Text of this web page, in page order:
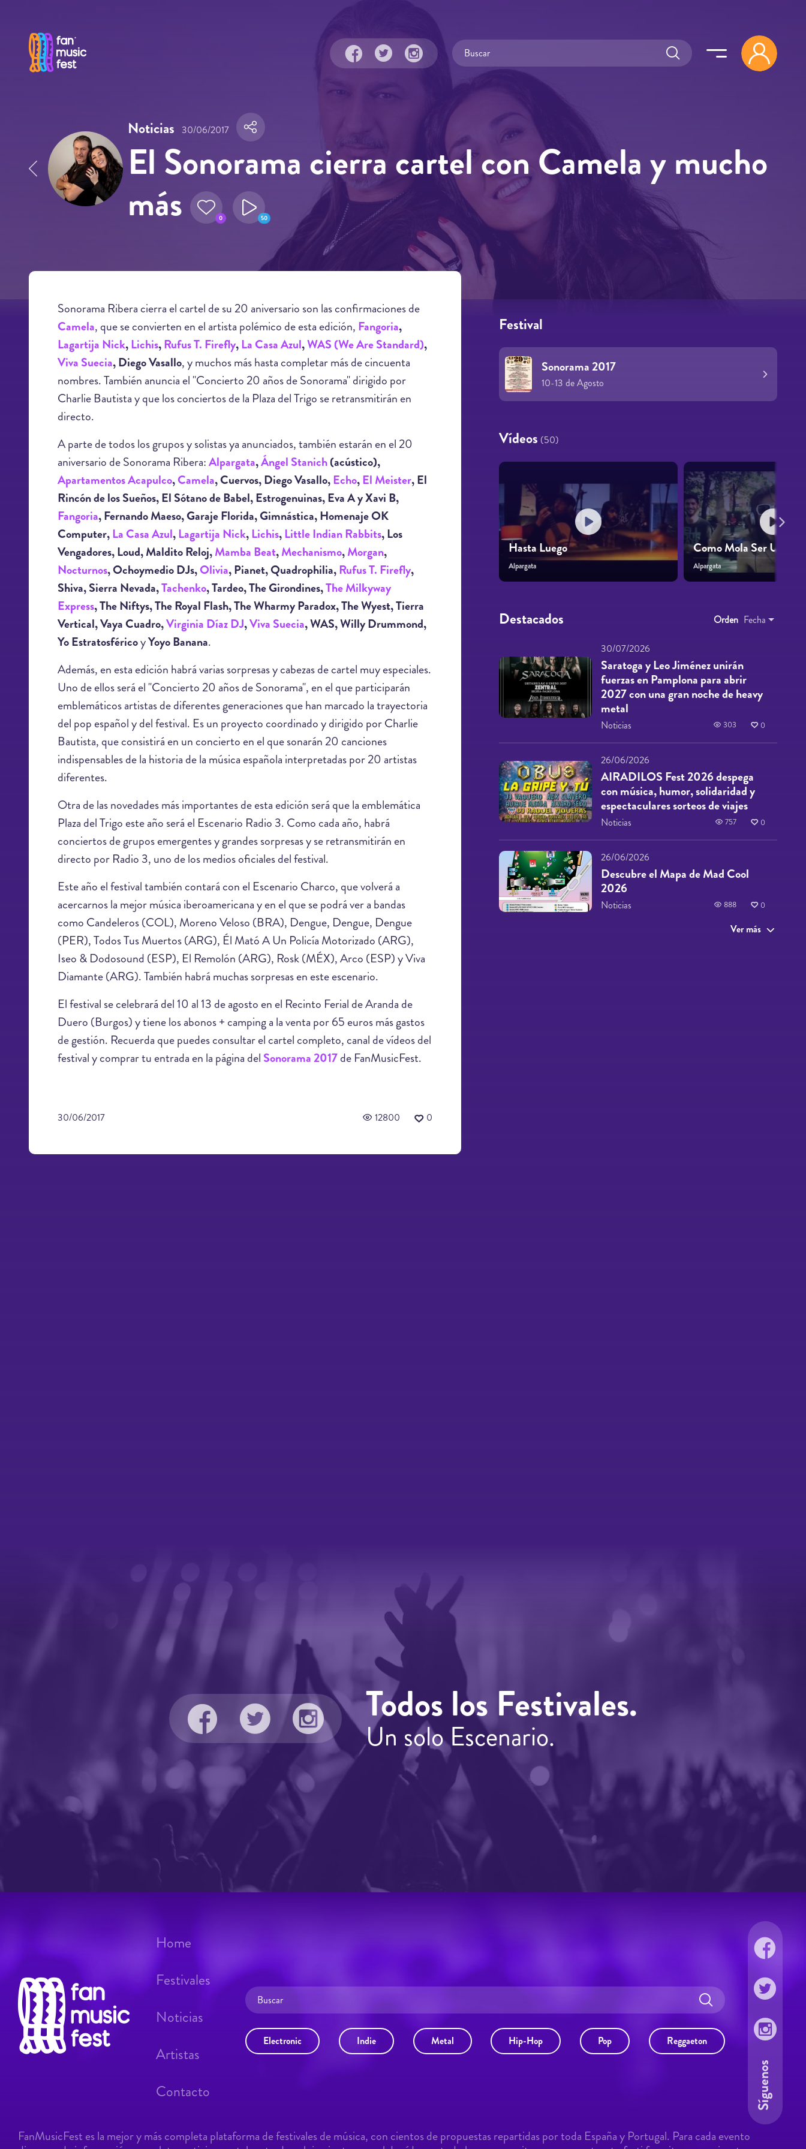
Noticias 30/06/2017
El Sonorama cierra cartel con Camela y mucho
más
0 50
Sonorama Ribera cierra el cartel de su 20 aniversario son las confirmaciones de
Camela, que se convierten en el artista polémico de esta edición, Fangoria,
Lagartija Nick,Lichis,Rufus T. Firefly,La Casa Azul,WAS (We Are Standard),
Viva Suecia, Diego Vasallo, y muchos más hasta completar más de cincuenta
nombres. También anuncia el "Concierto 20 años de Sonorama" dirigido por
Charlie Bautista y que los conciertos de la Plaza del Trigo se retransmitirán en
directo.
A parte de todos los grupos y solistas ya anunciados, también estarán en el 20
aniversario de Sonorama Ribera:Alpargata,Ángel Stanich(acústico),
Apartamentos Acapulco,Camela, Cuervos, Diego Vasallo,Echo,El Meister, El
Rincón de los Sueños, El Sótano de Babel, Estrogenuinas, Eva A y Xavi B,
Fangoria, Fernando Maeso, Garaje Florida, Gimnástica, Homenaje OK
Computer,La Casa Azul,Lagartija Nick,Lichis,Little Indian Rabbits, Los
Vengadores, Loud, Maldito Reloj,Mamba Beat,Mechanismo,Morgan,
Nocturnos, Ochoymedio DJs,Olivia, Pianet, Quadrophilia,Rufus T. Firefly,
Shiva, Sierra Nevada,Tachenko, Tardeo, The Girondines,The Milkyway
Express, The Niftys, The Royal Flash, The Wharmy Paradox, The Wyest, Tierra
Vertical, Vaya Cuadro,Virginia Díaz DJ,Viva Suecia, WAS, Willy Drummond,
Yo EstratosféricoyYoyo Banana.
Además, en esta edición habrá varias sorpresas y cabezas de cartel muy especiales.
Uno de ellos será el "Concierto 20 años de Sonorama", en el que participarán
emblemáticos artistas de diferentes generaciones que han marcado la trayectoria
del pop español y del festival. Es un proyecto coordinado y dirigido por Charlie
Bautista, que consistirá en un concierto en el que sonarán 20 canciones
indispensables de la historia de la música española interpretadas por 20 artistas
diferentes.
Otra de las novedades más importantes de esta edición será que la emblemática
Plaza del Trigo este año será el Escenario Radio 3. Como cada año, habrá
conciertos de grupos emergentes y grandes sorpresas y se retransmitirán en
directo por Radio 3, uno de los medios oficiales del festival.
Este año el festival también contará con el Escenario Charco, que volverá a
acercarnos la mejor música iberoamericana y en el que se podrá ver a bandas
como Candeleros (COL), Moreno Veloso (BRA), Dengue, Dengue, Dengue
(PER), Todos Tus Muertos (ARG), Él Mató A Un Policía Motorizado (ARG),
Iseo & Dodosound (ESP), El Remolón (ARG), Rosk (MÉX), Arco (ESP) y Viva
Diamante (ARG). También habrá muchas sorpresas en este escenario.
El festival se celebrará del 10 al 13 de agosto en el Recinto Ferial de Aranda de
Duero (Burgos) y tiene los abonos + camping a la venta por 65 euros más gastos
de gestión. Recuerda que puedes consultar el cartel completo, canal de vídeos del
festival y comprar tu entrada en la página del Sonorama 2017de FanMusicFest.
30/06/2017 12800 0
Festival
10-13 de Agosto
Sonorama 2017
Vídeos (50)
Hasta Luego
Alpargata
Como Mola Ser Un Jipi
Alpargata
Destacados Orden Fecha
30/07/2026
Saratoga y Leo Jiménez unirán
fuerzas en Pamplona para abrir
2027 con una gran noche de heavy
metal
Noticias 303 0
26/06/2026
AIRADILOS Fest 2026 despega
con música, humor, solidaridad y
espectaculares sorteos de viajes
Noticias 757 0
26/06/2026
Descubre el Mapa de Mad Cool
2026
Noticias 888 0
Ver más
Todos los Festivales.
Un solo Escenario.
Electronic Indie Metal Hip-Hop Pop Reggaeton
Home
Festivales
Noticias
Artistas
Contacto
Síguenos
FanMusicFest es la mejor y más completa plataforma de festivales de música, con cientos de propuestas repartidas por toda España y Portugal. Para cada evento